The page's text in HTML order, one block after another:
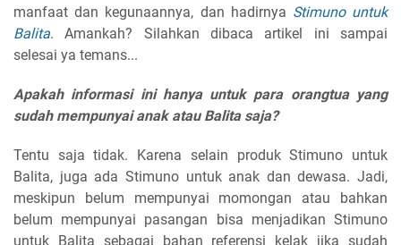
manfaat dan kegunaannya, dan hadirnya Stimuno untuk
Balita. Amankah? Silahkan dibaca artikel ini sampai
selesai ya temans...
Apakah informasi ini hanya untuk para orangtua yang
sudah mempunyai anak atau Balita saja?
Tentu saja tidak. Karena selain produk Stimuno untuk
Balita, juga ada Stimuno untuk anak dan dewasa. Jadi,
meskipun belum mempunyai momongan atau bahkan
belum mempunyai pasangan bisa menjadikan Stimuno
untuk Balita sebagai bahan referensi kelak jika sudah